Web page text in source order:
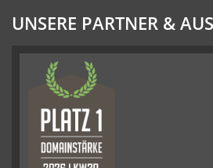
UNSERE PARTNER &